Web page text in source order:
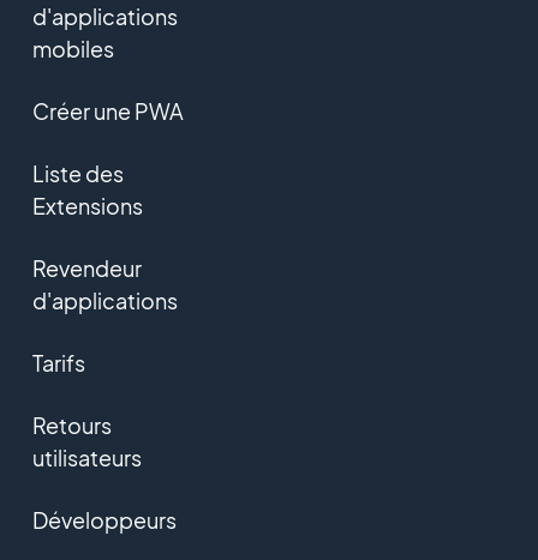
d'applications
mobiles
Créer une PWA
Liste des
Extensions
Revendeur
d'applications
Tarifs
Retours
utilisateurs
Développeurs